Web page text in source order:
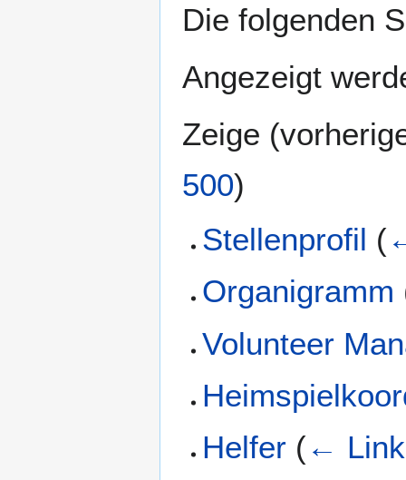
Die folgenden
Angezeigt
Zeige (
500)
Stellenprofil (
Organigramm
Volunteer
Helfer (←